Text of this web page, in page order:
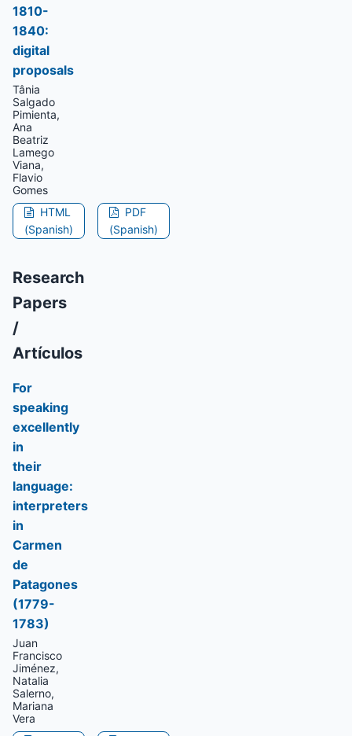
1810-
1840:
digital
proposals
Tânia
Salgado
Pimienta,
Ana
Beatriz
Lamego
Viana,
Flavio
Gomes
HTML
(Spanish)
PDF
(Spanish)
Research
Papers
/
Artículos
For
speaking
excellently
in
their
language:
interpreters
in
Carmen
de
Patagones
(1779-
1783)
Juan
Francisco
Jiménez,
Natalia
Salerno,
Mariana
Vera